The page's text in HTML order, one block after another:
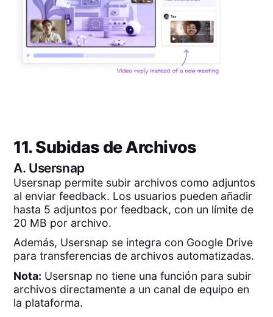
11. Subidas de Archivos
A. Usersnap
Usersnap permite subir archivos como adjuntos
al enviar feedback. Los usuarios pueden añadir
hasta 5 adjuntos por feedback, con un límite de
20 MB por archivo.
Además, Usersnap se integra con Google Drive
para transferencias de archivos automatizadas.
Nota: Usersnap no tiene una función para subir
archivos directamente a un canal de equipo en
la plataforma.